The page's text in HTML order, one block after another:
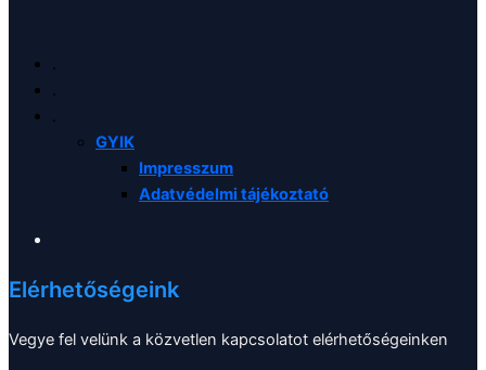
.
.
.
GYIK
Impresszum
Adatvédelmi tájékoztató
Elérhetőségeink
Vegye fel velünk a közvetlen kapcsolatot elérhetőségeinken